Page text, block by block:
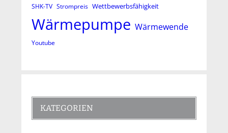
SHK-TV Strompreis Wettbewerbsfähigkeit
Wärmepumpe Wärmewende
Youtube
KATEGORIEN